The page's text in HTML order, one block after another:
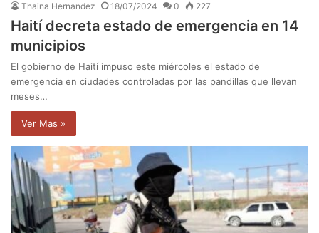
Thaina Hernandez 18/07/2024 0 227
Haití decreta estado de emergencia en 14
municipios
El gobierno de Haití impuso este miércoles el estado de
emergencia en ciudades controladas por las pandillas que llevan
meses…
Ver Mas »